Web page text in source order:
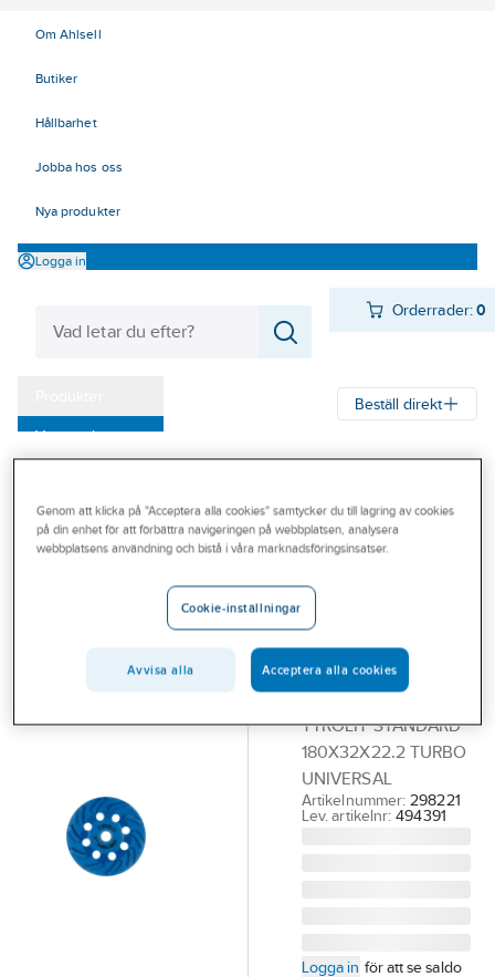
Om Ahlsell
Butiker
Hållbarhet
Jobba hos oss
Nya produkter
Logga in
Orderrader:0
Varumärken
Outlet
Branscher
Beställ direkt
TYROLIT
Standard**
Turbo Universal
DIAMANTSKÅL
TYROLIT STANDARD
180X32X22.2 TURBO
UNIVERSAL
Artikelnummer: 298221
Lev. artikelnr: 494391
Logga in för att se saldo
Genom att klicka på "Acceptera alla cookies" samtycker du till lagring av cookies
på din enhet för att förbättra navigeringen på webbplatsen, analysera
webbplatsens användning och bistå i våra marknadsföringsinsatser.
Cookie-inställningar
Avvisa alla Acceptera alla cookies